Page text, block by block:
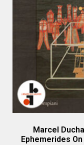
Marcel
Ephemerides